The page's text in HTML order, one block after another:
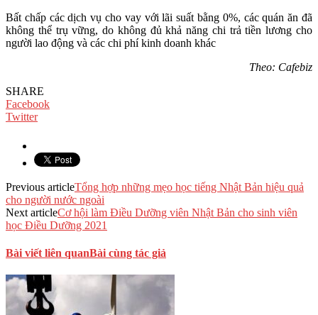
Bất chấp các dịch vụ cho vay với lãi suất bằng 0%, các quán ăn đã
không thể trụ vững, do không đủ khả năng chi trả tiền lương cho
người lao động và các chi phí kinh doanh khác
Theo: Cafebiz
SHARE
Facebook
Twitter
Previous articleTổng hợp những mẹo học tiếng Nhật Bản hiệu quả
cho người nước ngoài
Next articleCơ hội làm Điều Dưỡng viên Nhật Bản cho sinh viên
học Điều Dưỡng 2021
Bài viết liên quanBài cùng tác giả